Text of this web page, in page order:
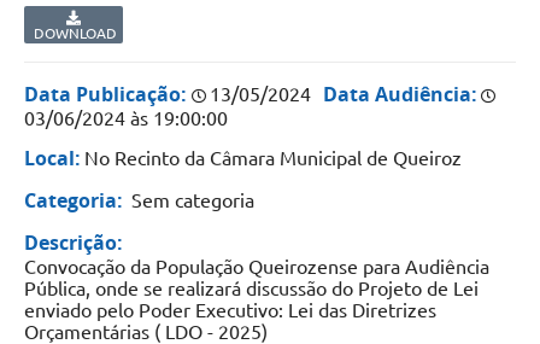
DOWNLOAD
Data Publicação: 13/05/2024 Data Audiência:
03/06/2024 às 19:00:00
Local: No Recinto da Câmara Municipal de Queiroz
Categoria: Sem categoria
Descrição:
Convocação da População Queirozense para Audiência
Pública, onde se realizará discussão do Projeto de Lei
enviado pelo Poder Executivo: Lei das Diretrizes
Orçamentárias ( LDO - 2025)